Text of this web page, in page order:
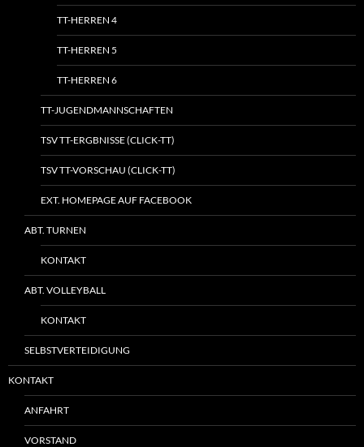
TT-HERREN 4
TT-HERREN 5
TT-HERREN 6
TT-JUGENDMANNSCHAFTEN
TSV TT-ERGBNISSE (CLICK-TT)
TSV TT-VORSCHAU (CLICK-TT)
EXT. HOMEPAGE AUF FACEBOOK
ABT. TURNEN
KONTAKT
ABT. VOLLEYBALL
KONTAKT
SELBSTVERTEIDIGUNG
KONTAKT
ANFAHRT
VORSTAND